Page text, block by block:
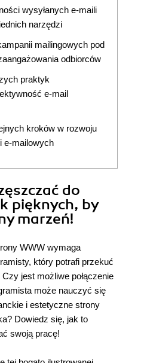
wysyłanych e-maili
narzędzi
mailingowych pod
odbiorców
praktyk
e-mail
kroków w rozwoju
e-mailowych
do
pięknych, by
marzeń!
WWW wymaga
który potrafi przekuć
jest możliwe połączenie
może nauczyć się
i estetyczne strony
Dowiedz się, jak to
swoją pracę!